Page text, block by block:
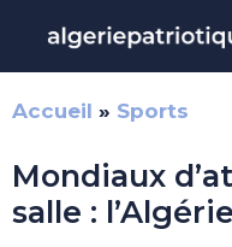
contenu
Accueil » Sports
Mondiaux
salle :